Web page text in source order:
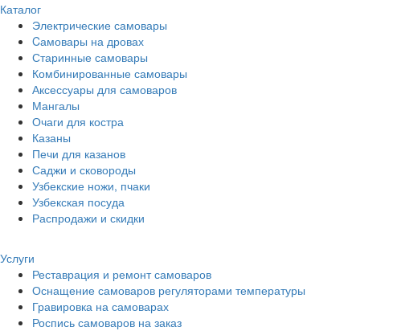
Каталог
Электрические самовары
Cамовары на дровах
Старинные самовары
Комбинированные самовары
Аксессуары для самоваров
Мангалы
Очаги для костра
Казаны
Печи для казанов
Саджи и сковороды
Узбекские ножи, пчаки
Узбекская посуда
Распродажи и скидки
Услуги
Реставрация и ремонт самоваров
Оснащение самоваров регуляторами температуры
Гравировка на самоварах
Роспись самоваров на заказ